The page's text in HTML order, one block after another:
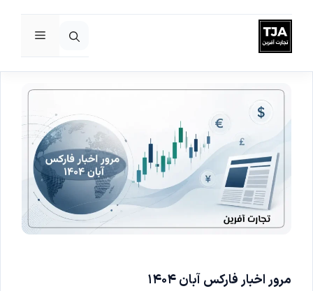
پرش
به
فهرست
مرور اخبار فارکس آبان ۱۴۰۴